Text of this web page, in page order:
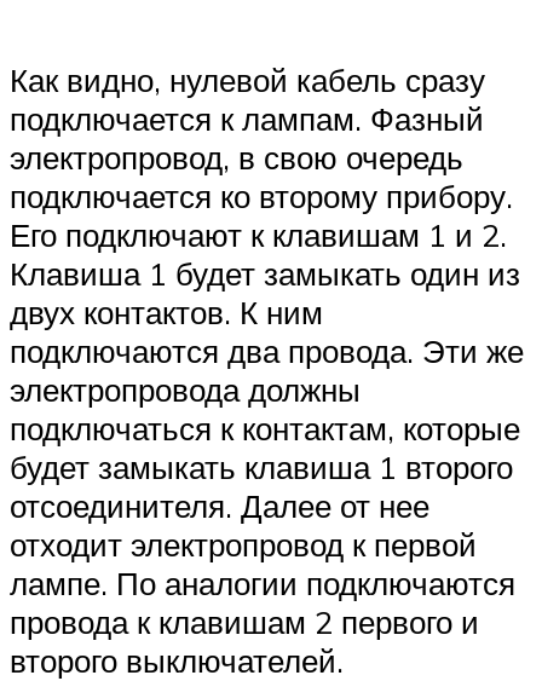
Как видно, нулевой кабель сразу
подключается к лампам. Фазный
электропровод, в свою очередь
подключается ко второму прибору.
Его подключают к клавишам 1 и 2.
Клавиша 1 будет замыкать один из
двух контактов. К ним
подключаются два провода. Эти же
электропровода должны
подключаться к контактам, которые
будет замыкать клавиша 1 второго
отсоединителя. Далее от нее
отходит электропровод к первой
лампе. По аналогии подключаются
провода к клавишам 2 первого и
второго выключателей.